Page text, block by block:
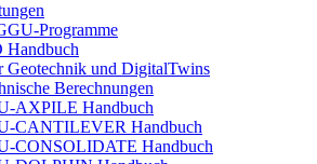
Programme
Geotechnik und DigitalTwins
Berechnungen
AXPILE Handbuch
CANTILEVER Handbuch
CONSOLIDATE Handbuch